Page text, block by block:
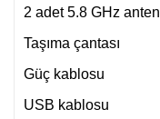
2 adet 5.8 GHz anten
Taşıma çantası
Güç kablosu
USB kablosu